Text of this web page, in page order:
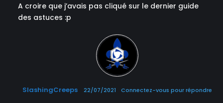
A croire que j’avais pas cliqué sur le dernier guide
des astuces :p
SlashingCreeps 22/07/2021 Connectez-vous pour répondre